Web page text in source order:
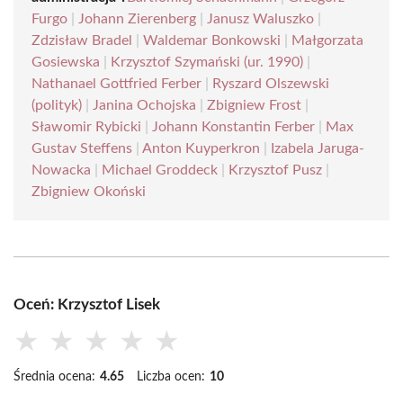
Furgo
Johann Zierenberg Janusz Waluszko
Zdzisław Bradel
Waldemar Bonkowski
Małgorzata
Gosiewska
Krzysztof Szymański (ur. 1990)
Nathanael Gottfried Ferber
Ryszard Olszewski
(polityk)
Janina Ochojska Zbigniew Frost
Sławomir Rybicki
Johann Konstantin Ferber
Max
Gustav Steffens
Anton Kuyperkron
Izabela Jaruga-
Nowacka
Michael Groddeck Krzysztof Pusz
Zbigniew Okoński
Oceń: Krzysztof Lisek
★ ★ ★ ★ ★
Średnia ocena: 4.65 Liczba ocen: 10